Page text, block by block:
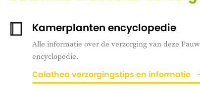
Kamerplanten encyclopedie
Alle informatie over de verzorging van deze
encyclopedie.
Calathea verzorgingstips en informatie